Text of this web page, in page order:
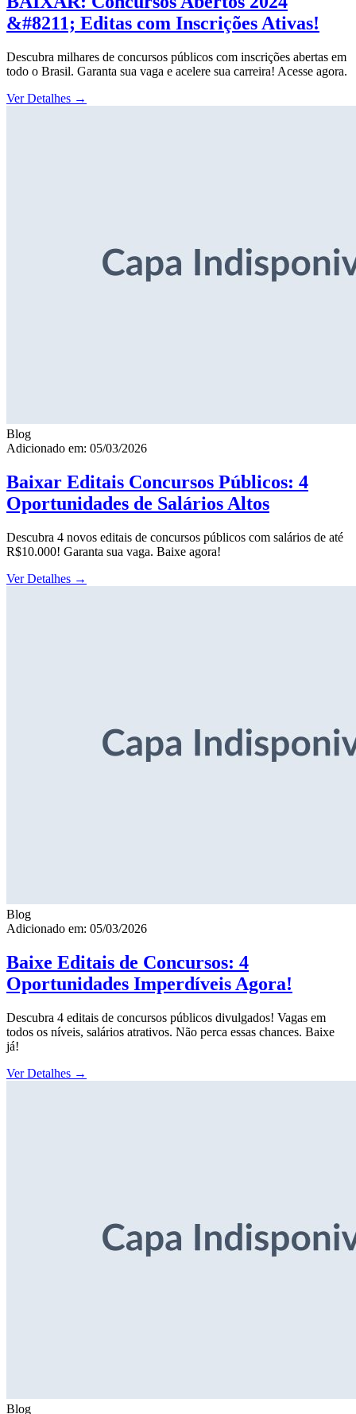
&#8211; Editas com Inscrições Ativas!
Descubra milhares de concursos públicos com inscrições abertas em
todo o Brasil. Garanta sua vaga e acelere sua carreira! Acesse agora.
Ver Detalhes →
Blog
Adicionado em: 05/03/2026
Baixar Editais Concursos Públicos: 4
Oportunidades de Salários Altos
Descubra 4 novos editais de concursos públicos com salários de até
R$10.000! Garanta sua vaga. Baixe agora!
Ver Detalhes →
Blog
Adicionado em: 05/03/2026
Baixe Editais de Concursos: 4
Oportunidades Imperdíveis Agora!
Descubra 4 editais de concursos públicos divulgados! Vagas em
todos os níveis, salários atrativos. Não perca essas chances. Baixe
já!
Ver Detalhes →
Blog